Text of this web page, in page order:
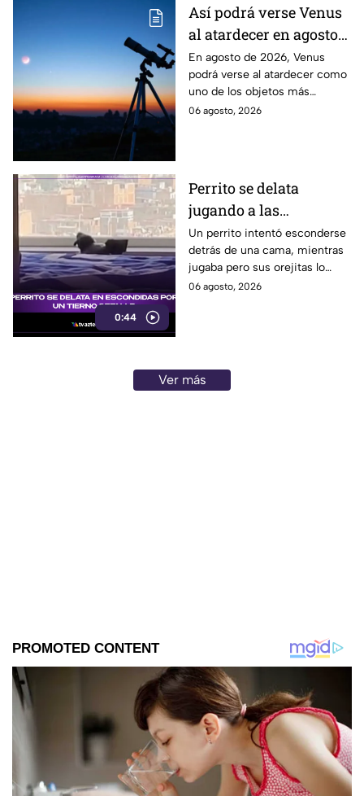
Así podrá verse Venus
al atardecer en agosto
este 2026: ¿Cuándo y
dónde observarlo
desde Puebla?
En agosto de 2026, Venus
podrá verse al atardecer como
uno de los objetos más
brillantes del cielo. Conoce la
06 agosto, 2026
0:44
Perrito se delata
jugando a las
escondidas y conquista
las redes
Un perrito intentó esconderse
detrás de una cama, mientras
jugaba pero sus orejitas lo
delataron. El tierno video
06 agosto, 2026
Ver más